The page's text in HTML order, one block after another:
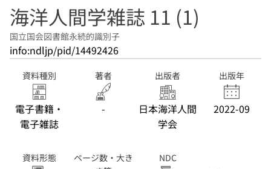
海洋人間学雑誌 11 (1)
国立国会図書館永続的識別子
info:ndljp/pid/14492426
資料種別
電子書籍・
電子雑誌
著者
-
出版者
日本海洋人間
学会
出版年
2022-09
資料形態
ページ数・大き
NDC